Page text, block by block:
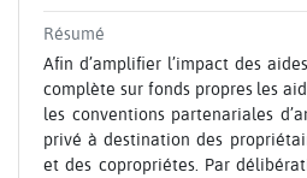
Résumé
Afin d’amplifier l’impact des
complète sur fonds propres les
les conventions partenariales
privé à destination des
et des copropriétes. Par